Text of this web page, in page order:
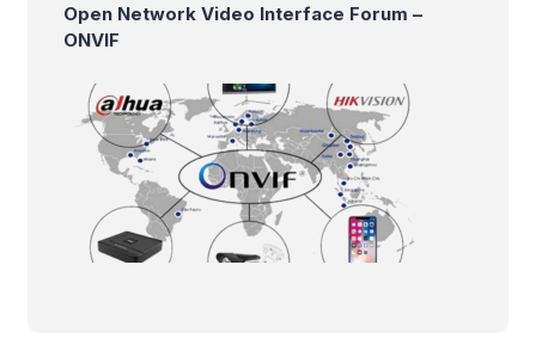
Open Network Video Interface Forum –
ONVIF